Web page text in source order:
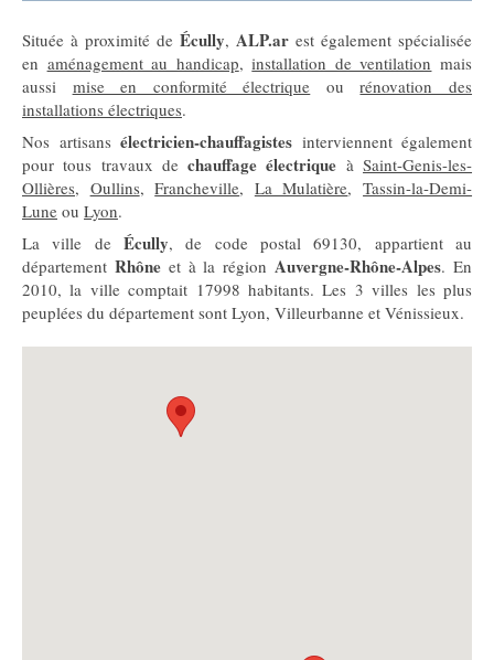
Située à proximité de Écully, ALP.ar est également spécialisée
en aménagement au handicap,installation de ventilation mais
aussi mise en conformité électrique ourénovation des
installations électriques.
Nos artisans électricien-chauffagistes interviennent également
pour tous travaux dechauffage électrique àSaint-Genis-les-
Ollières, Oullins,Francheville, La Mulatière,Tassin-la-Demi-
Lune ou Lyon.
La ville de Écully, de code postal 69130, appartient au
département Rhôneet à la régionAuvergne-Rhône-Alpes. En
2010, la ville comptait 17998 habitants. Les 3 villes les plus
peuplées du département sont Lyon, Villeurbanne et Vénissieux.